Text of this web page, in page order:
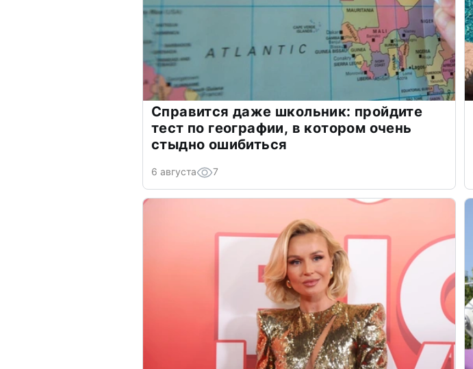
Справится даже школьник: пройдите
тест по географии, в котором очень
стыдно ошибиться
6 августа 7